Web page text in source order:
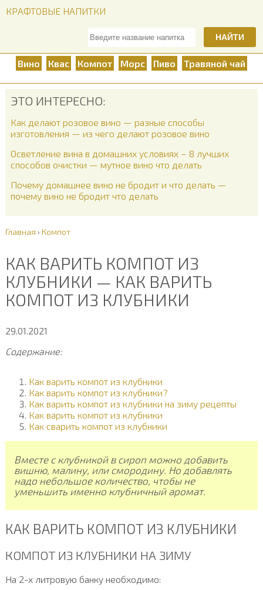
КРАФТОВЫЕ НАПИТКИ
НАЙТИ
Вино Квас Компот Морс Пиво Травяной чай
ЭТО ИНТЕРЕСНО:
Как делают розовое вино — разные способы
изготовления — из чего делают розовое вино
Осветление вина в домашних условиях – 8 лучших
способов очистки — мутное вино что делать
Почему домашнее вино не бродит и что делать —
почему вино не бродит что делать
Главная › Компот
КАК ВАРИТЬ КОМПОТ ИЗ
КЛУБНИКИ — КАК ВАРИТЬ
КОМПОТ ИЗ КЛУБНИКИ
29.01.2021
Содержание:
Как варить компот из клубники
Как варить компот из клубники?
Как варить компот из клубники на зиму рецепты
Как варить компот из клубники
Как сварить компот из клубники
Вместе с клубникой в сироп можно добавить
вишню, малину, или смородину. Но добавлять
надо небольшое количество, чтобы не
уменьшить именно клубничный аромат.
КАК ВАРИТЬ КОМПОТ ИЗ КЛУБНИКИ
КОМПОТ ИЗ КЛУБНИКИ НА ЗИМУ
На 2-х литровую банку необходимо: